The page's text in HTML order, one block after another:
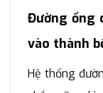
Đường ống
vào thành
Hệ thống